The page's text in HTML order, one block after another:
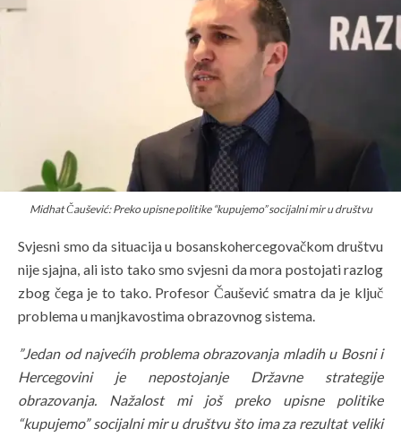
Midhat Čaušević:Preko upisne politike “kupujemo” socijalni mir u društvu
Svjesni smo da situacija u bosanskohercegovačkom društvu
nije sjajna, ali isto tako smo svjesni da mora postojati razlog
zbog čega je to tako. Profesor Čaušević smatra da je ključ
problema u manjkavostima obrazovnog sistema.
”Jedan od najvećih problema obrazovanja mladih u Bosni i
Hercegovini je nepostojanje Državne strategije
obrazovanja. Nažalost mi još preko upisne politike
“kupujemo” socijalni mir u društvu što ima za rezultat veliki